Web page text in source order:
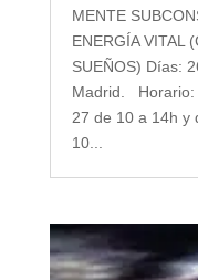
MENTE
ENERGÍA VITAL
SUEÑOS) Días:
Madrid. Horario:
27 de 10 a 14h y
10...